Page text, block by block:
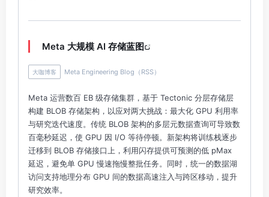
Meta 大规模 AI 存储蓝图
大咖博客 Meta Engineering Blog（RSS）
Meta 运营数百 EB 级存储集群，基于 Tectonic 分层存储层
构建 BLOB 存储架构，以应对两大挑战：最大化 GPU 利用率
与研究迭代速度。传统 BLOB 架构的多层元数据查询可导致数
百毫秒延迟，使 GPU 因 I/O 等待停顿。新架构将训练栈逐步
迁移到 BLOB 存储接口上，利用闪存提供可预测的低 pMax
延迟，避免单 GPU 慢速拖慢整批任务。同时，统一的数据湖
访问支持地理分布 GPU 间的数据高速注入与跨区移动，提升
研究效率。